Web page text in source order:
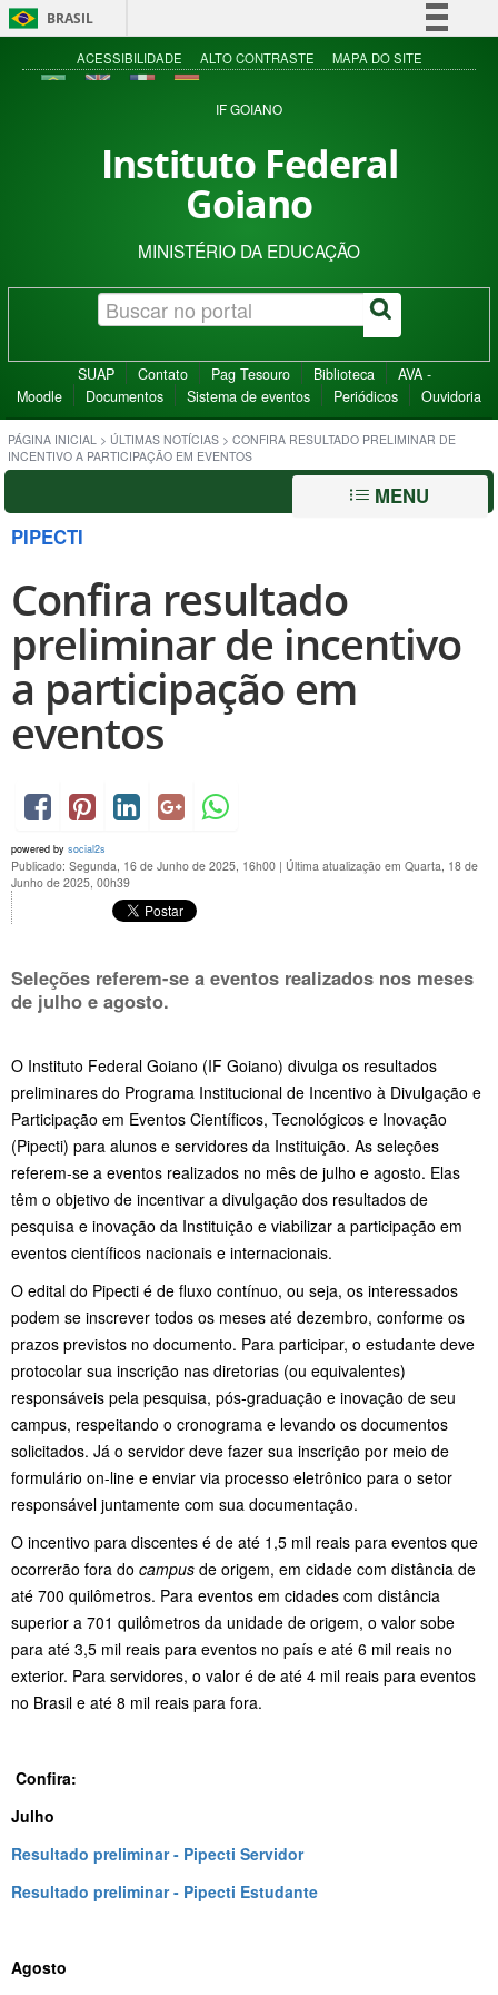
BRASIL
Simplifique!
Acesso à informação
ACESSIBILIDADE ALTO CONTRASTE MAPA DO SITE
IF GOIANO
Instituto Federal
Goiano
MINISTÉRIO DA EDUCAÇÃO
SUAP Contato Pag Tesouro Biblioteca
AVA -
Moodle
Documentos Sistema de eventos Periódicos Ouvidoria
PÁGINA INICIAL > ÚLTIMAS NOTÍCIAS > CONFIRA RESULTADO PRELIMINAR DE
INCENTIVO A PARTICIPAÇÃO EM EVENTOS
MENU
PIPECTI
Confira resultado
preliminar de incentivo
a participação em
eventos
powered by social2s
Publicado: Segunda, 16 de Junho de 2025, 16h00 | Última atualização em Quarta, 18 de
Junho de 2025, 00h39
Seleções referem-se a eventos realizados nos meses
de julho e agosto.
O Instituto Federal Goiano (IF Goiano) divulga os resultados
preliminares do Programa Institucional de Incentivo à Divulgação e
Participação em Eventos Científicos, Tecnológicos e Inovação
(Pipecti) para alunos e servidores da Instituição. As seleções
referem-se a eventos realizados no mês de julho e agosto. Elas
têm o objetivo de incentivar a divulgação dos resultados de
pesquisa e inovação da Instituição e viabilizar a participação em
eventos científicos nacionais e internacionais.
O edital do Pipecti é de fluxo contínuo, ou seja, os interessados
podem se inscrever todos os meses até dezembro, conforme os
prazos previstos no documento. Para participar, o estudante deve
protocolar sua inscrição nas diretorias (ou equivalentes)
responsáveis pela pesquisa, pós-graduação e inovação de seu
campus, respeitando o cronograma e levando os documentos
solicitados. Já o servidor deve fazer sua inscrição por meio de
formulário on-line e enviar via processo eletrônico para o setor
responsável juntamente com sua documentação.
O incentivo para discentes é de até 1,5 mil reais para eventos que
ocorrerão fora do campus de origem, em cidade com distância de
até 700 quilômetros. Para eventos em cidades com distância
superior a 701 quilômetros da unidade de origem, o valor sobe
para até 3,5 mil reais para eventos no país e até 6 mil reais no
exterior. Para servidores, o valor é de até 4 mil reais para eventos
no Brasil e até 8 mil reais para fora.
Confira:
Julho
Resultado preliminar - Pipecti Servidor
Resultado preliminar - Pipecti Estudante
Agosto